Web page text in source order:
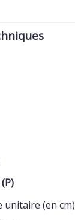
unitaire (en cm)